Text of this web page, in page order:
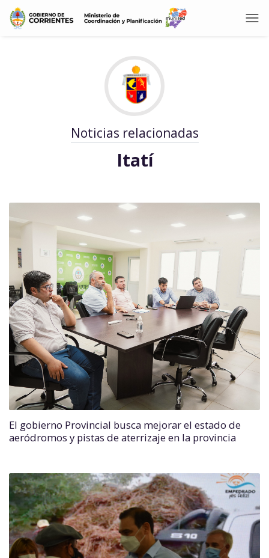
Noticias relacionadas
Itatí
El gobierno Provincial busca mejorar el estado de
aeródromos y pistas de aterrizaje en la provincia